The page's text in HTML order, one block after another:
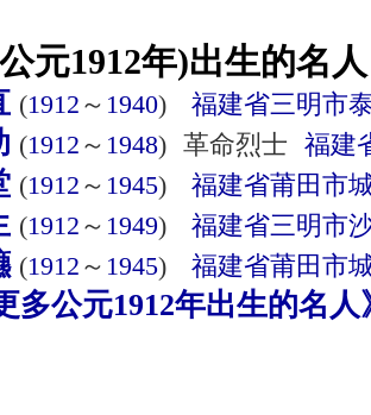
1912年)出生的名
(1912 ～ 1940) 福建省三明市
(1912 ～ 1948) 革命烈士 福建
(1912 ～ 1945) 福建省莆田市
(1912 ～ 1949) 福建省三明市
(1912 ～ 1945) 福建省莆田市
多公元1912年出生的名人